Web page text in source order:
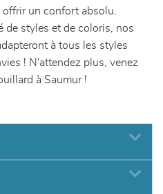
un confort absolu.
de styles et de coloris, nos
à tous les styles
! N'attendez plus, venez
à Saumur !